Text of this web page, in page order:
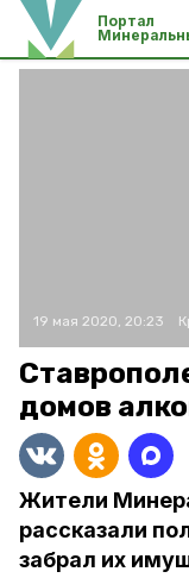
Портал
19 мая 2020, 20:23
домов
Жители
рассказали
забрал их